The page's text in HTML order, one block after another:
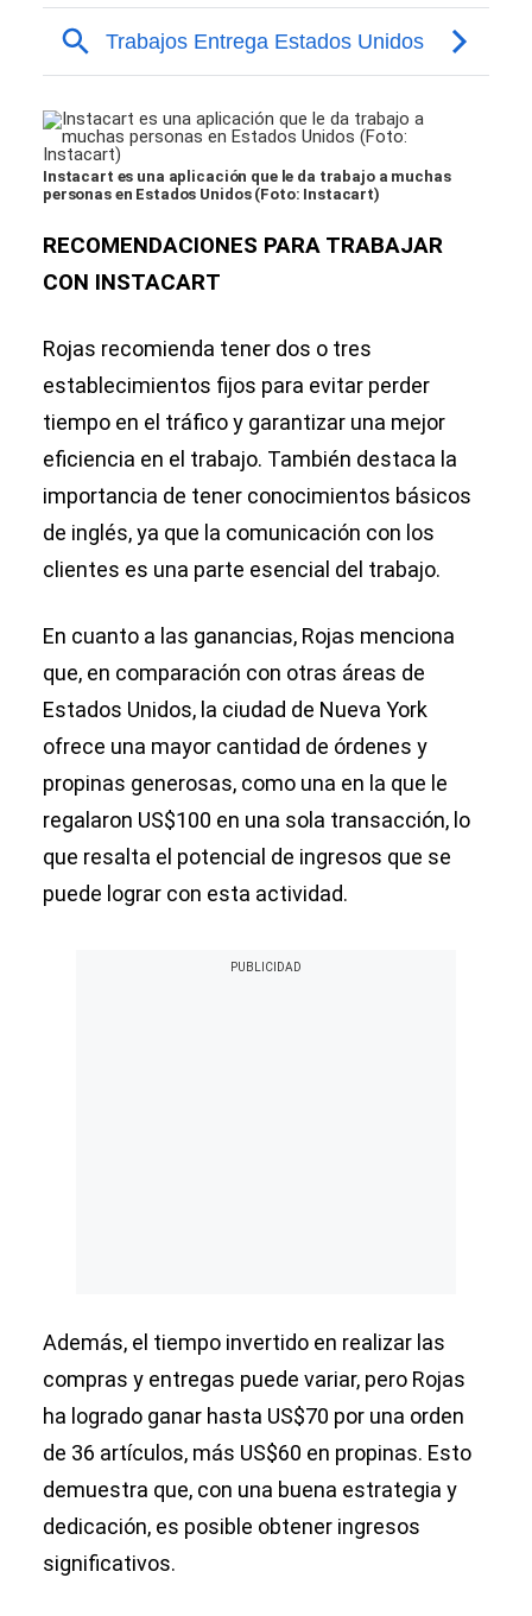
Instacart es una aplicación que le da trabajo a muchas
personas en Estados Unidos (Foto: Instacart)
RECOMENDACIONES PARA TRABAJAR
CON INSTACART
Rojas recomienda tener dos o tres
establecimientos fijos para evitar perder
tiempo en el tráfico y garantizar una mejor
eficiencia en el trabajo. También destaca la
importancia de tener conocimientos básicos
de inglés, ya que la comunicación con los
clientes es una parte esencial del trabajo.
En cuanto a las ganancias, Rojas menciona
que, en comparación con otras áreas de
Estados Unidos, la ciudad de Nueva York
ofrece una mayor cantidad de órdenes y
propinas generosas, como una en la que le
regalaron US$100 en una sola transacción, lo
que resalta el potencial de ingresos que se
puede lograr con esta actividad.
Además, el tiempo invertido en realizar las
compras y entregas puede variar, pero Rojas
ha logrado ganar hasta US$70 por una orden
de 36 artículos, más US$60 en propinas. Esto
demuestra que, con una buena estrategia y
dedicación, es posible obtener ingresos
significativos.